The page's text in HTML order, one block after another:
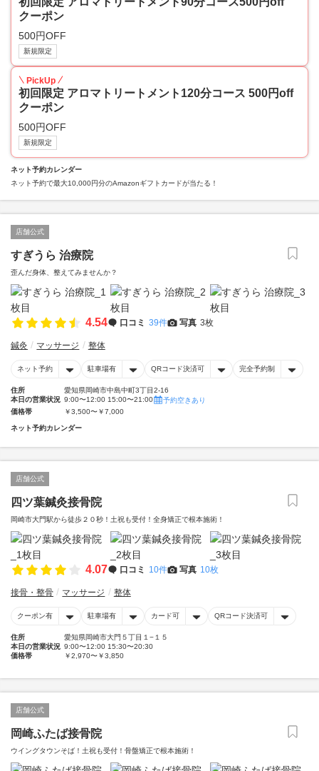
クーポン
500円OFF
新規限定
PickUp
初回限定 アロマトリートメント120分コース 500円off
クーポン
500円OFF
新規限定
ネット予約カレンダー
ネット予約で最大10,000円分のAmazonギフトカードが当たる！
店舗公式
すぎうら 治療院
歪んだ身体、整えてみませんか？
4.54 口コミ 39件 写真 3枚
鍼灸 マッサージ 整体
ネット予約 駐車場有 QRコード決済可 完全予約制
住所
愛知県岡崎市中島中町3丁目2-16
本日の営業状況 9:00〜12:00 15:00〜21:00
予約空きあり
価格帯
￥3,500〜￥7,000
ネット予約カレンダー
店舗公式
四ツ葉鍼灸接骨院
岡崎市大門駅から徒歩２０秒！土祝も受付！全身矯正で根本施術！
4.07 口コミ 10件 写真 10枚
接骨・整骨 マッサージ 整体
クーポン有 駐車場有 カード可 QRコード決済可
住所
愛知県岡崎市大門５丁目１−１５
本日の営業状況 9:00〜12:00 15:30〜20:30
価格帯
￥2,970〜￥3,850
店舗公式
岡崎ふたば接骨院
ウイングタウンそば！土祝も受付！骨盤矯正で根本施術！